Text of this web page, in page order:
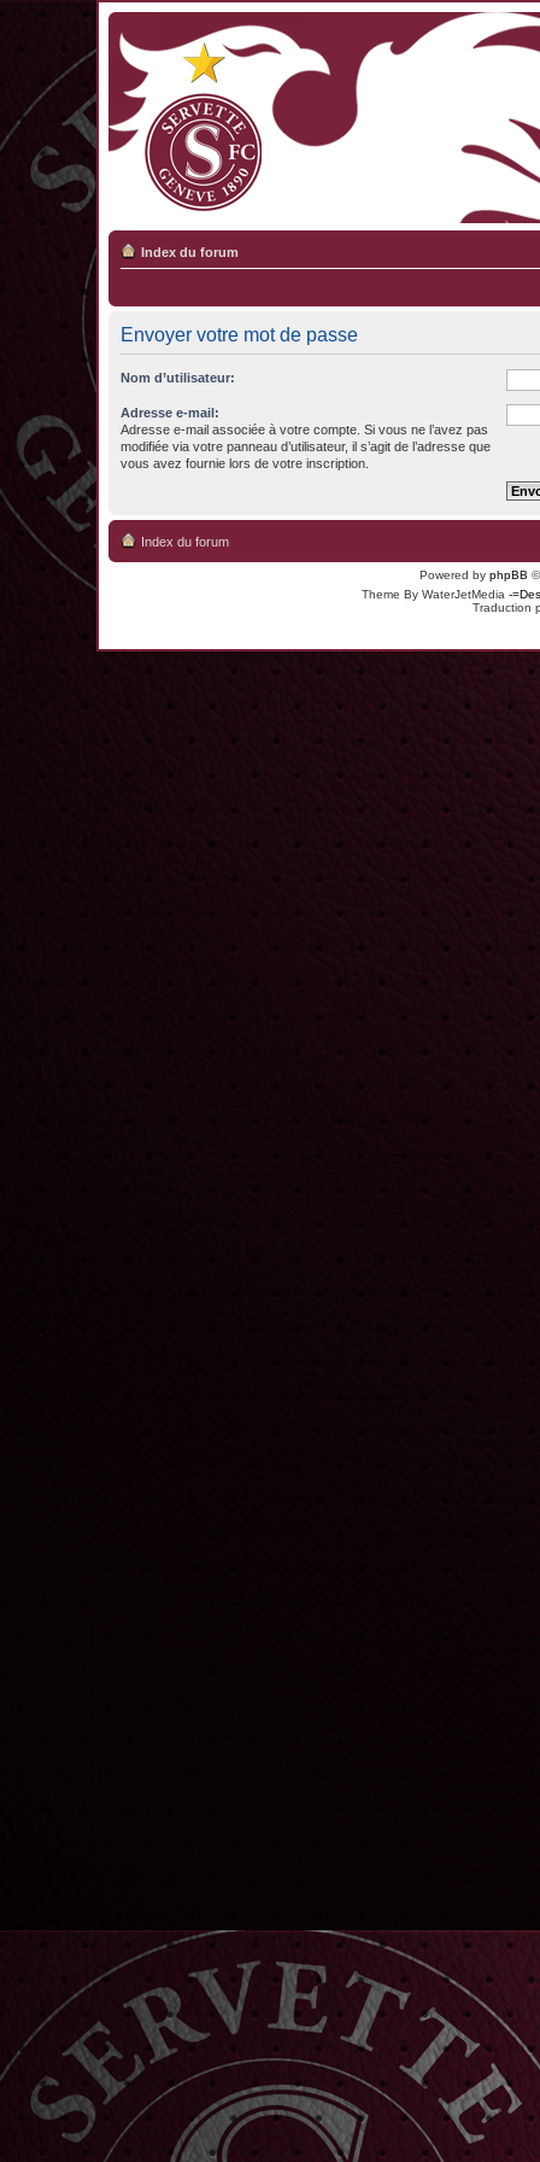
Index du forum
Envoyer votre mot de passe
Nom d’utilisateur:
Adresse e-mail:
Adresse e-mail associée à votre compte. Si vous ne l’avez pas
modifiée via votre panneau d’utilisateur, il s’agit de l’adresse que
vous avez fournie lors de votre inscription.
Index du forum
Powered by phpBB
Theme By WaterJetMedia -
Traduction